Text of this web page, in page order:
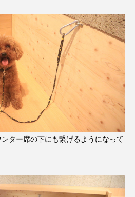
ター席の下にも繋げるようになって